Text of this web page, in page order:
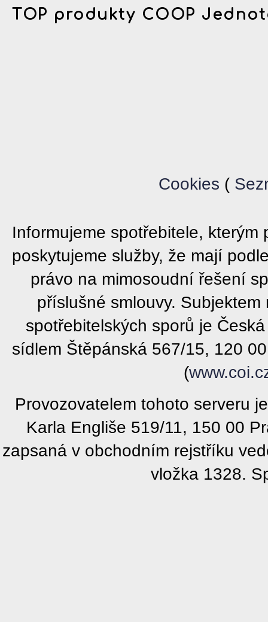
TOP produkty COOP
Cookies (
Informujeme spotřebitele, kterým
poskytujeme služby, že mají
právo na mimosoudní řešení
příslušné smlouvy.
spotřebitelských sporů je
sídlem Štěpánská 567/15, 120
(
Provozovatelem tohoto serveru
Karla Engliše 519/11, 150 00
zapsaná v obchodním rejstříku
vložka 1328.